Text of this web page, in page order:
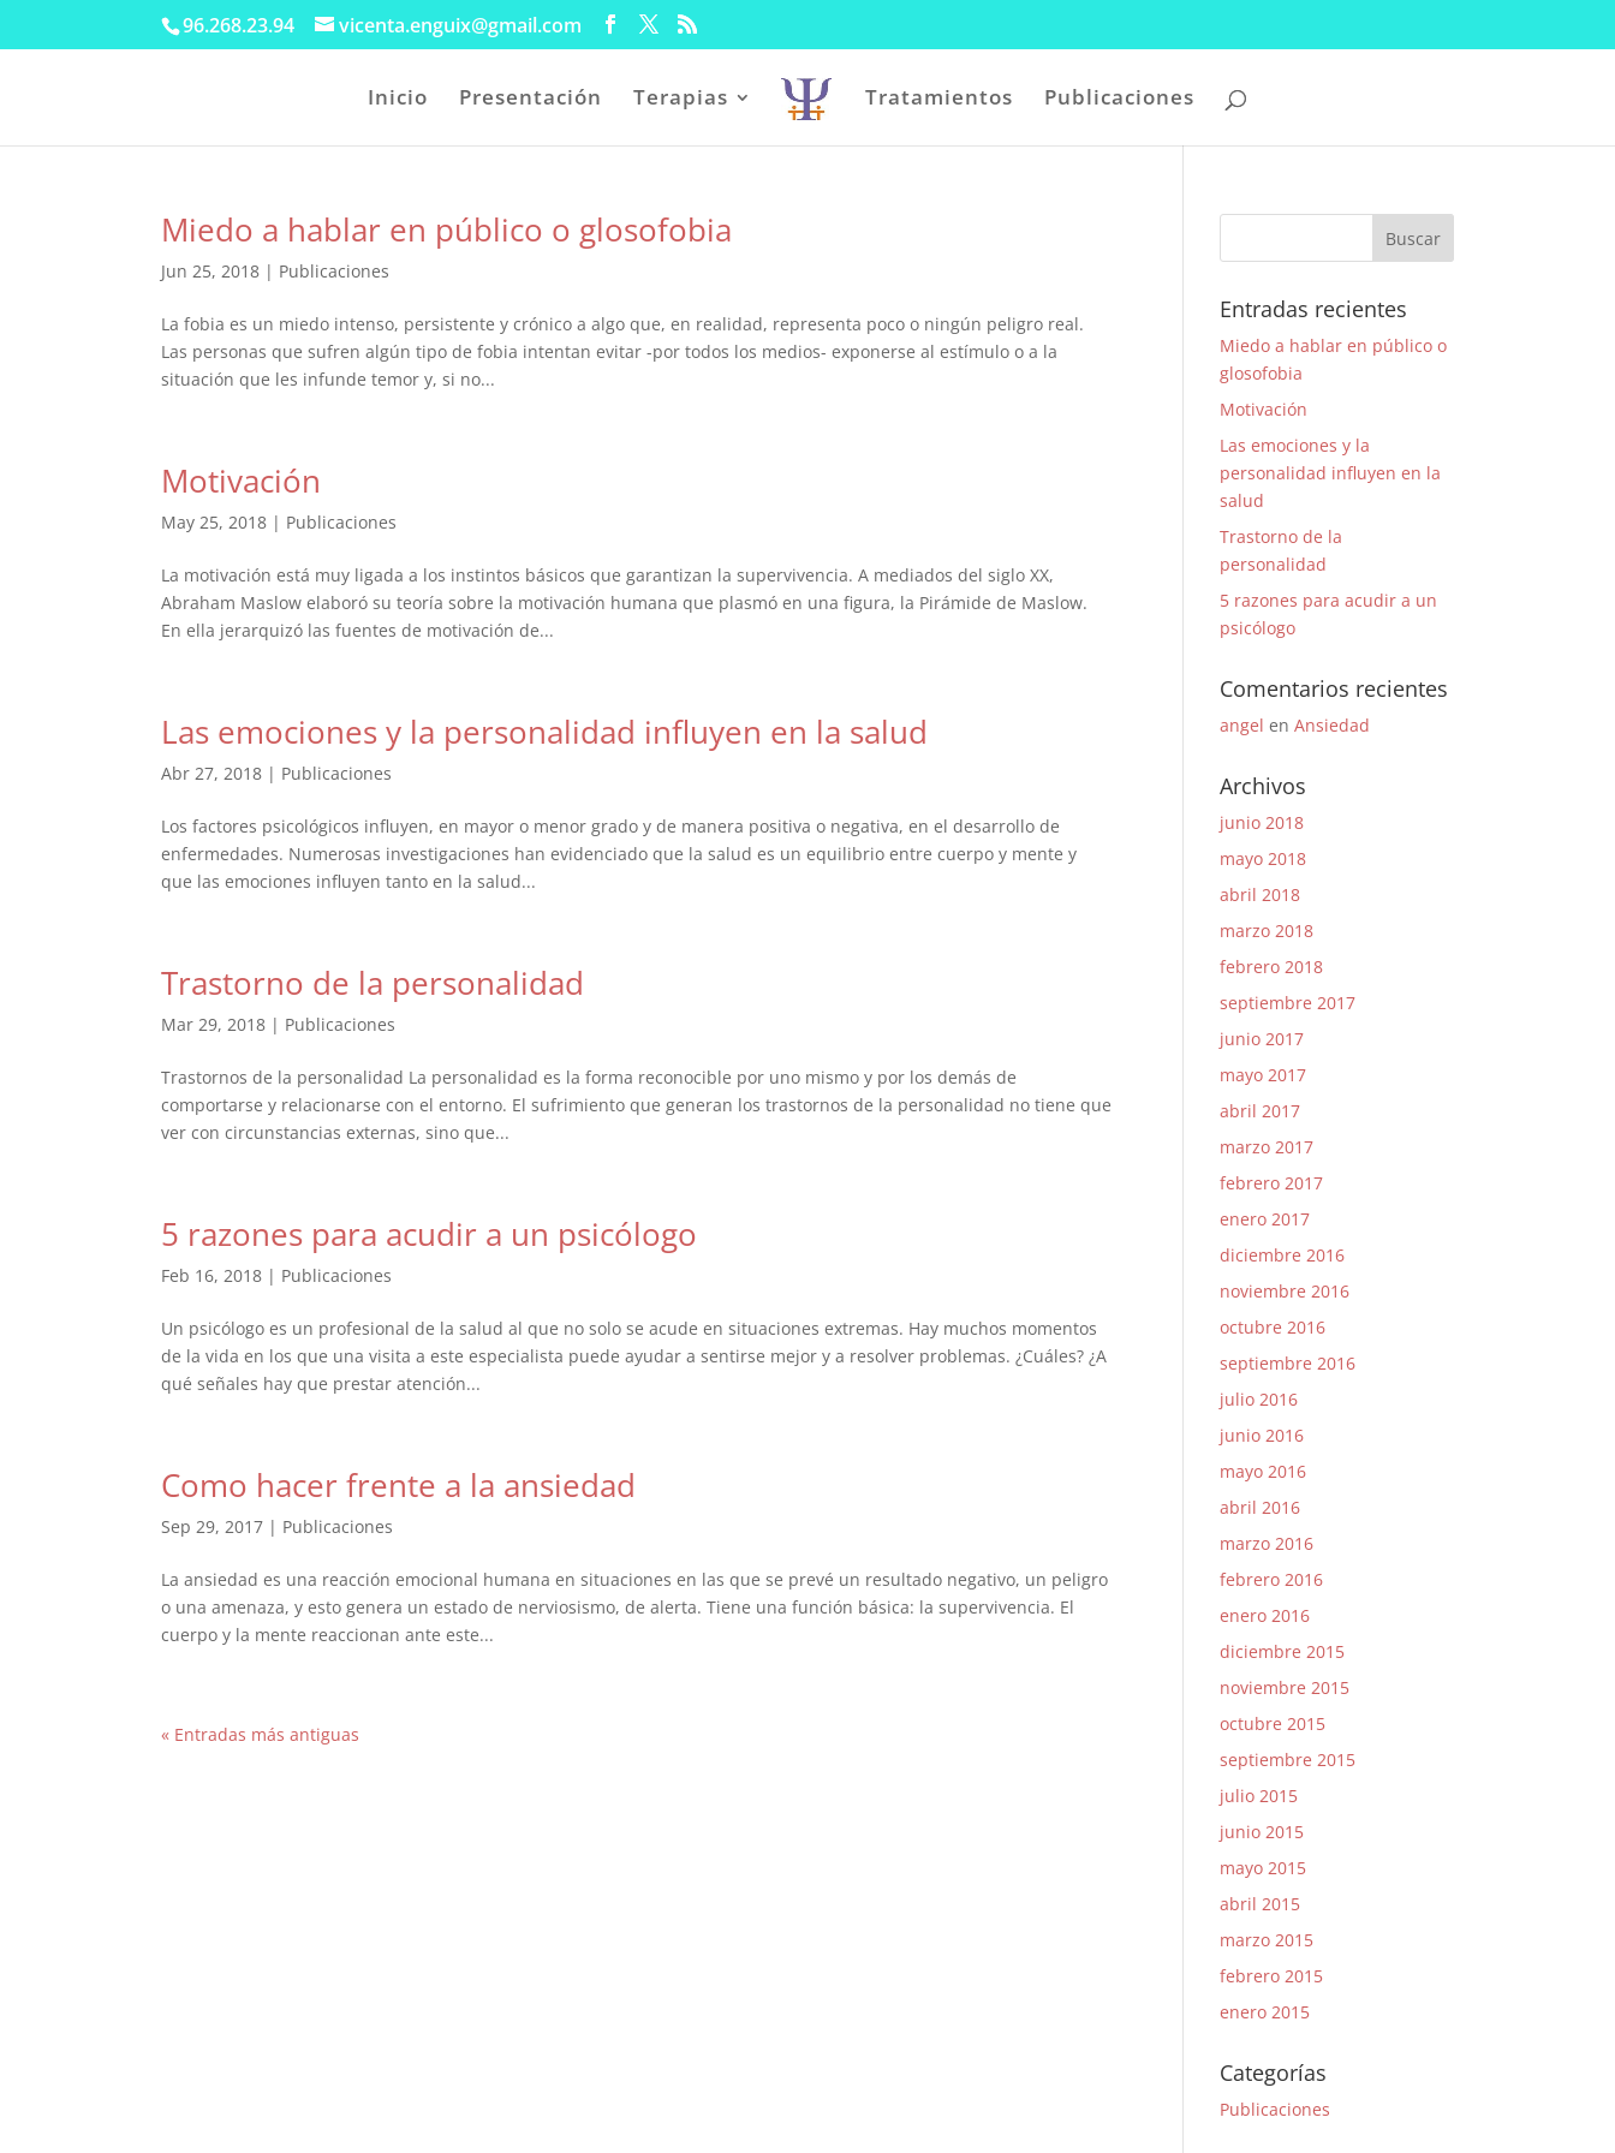
96.268.23.94 vicenta.enguix@gmail.com
Inicio Presentación Terapias Tratamientos Publicaciones
Miedo a hablar en público o glosofobia
Jun 25, 2018 | Publicaciones
La fobia es un miedo intenso, persistente y crónico a algo que, en realidad, representa poco o ningún peligro real.
Las personas que sufren algún tipo de fobia intentan evitar -por todos los medios- exponerse al estímulo o a la
situación que les infunde temor y, si no...
Motivación
May 25, 2018 | Publicaciones
La motivación está muy ligada a los instintos básicos que garantizan la supervivencia. A mediados del siglo XX,
Abraham Maslow elaboró su teoría sobre la motivación humana que plasmó en una figura, la Pirámide de Maslow.
En ella jerarquizó las fuentes de motivación de...
Las emociones y la personalidad influyen en la salud
Abr 27, 2018 | Publicaciones
Los factores psicológicos influyen, en mayor o menor grado y de manera positiva o negativa, en el desarrollo de
enfermedades. Numerosas investigaciones han evidenciado que la salud es un equilibrio entre cuerpo y mente y
que las emociones influyen tanto en la salud...
Trastorno de la personalidad
Mar 29, 2018 | Publicaciones
Trastornos de la personalidad La personalidad es la forma reconocible por uno mismo y por los demás de
comportarse y relacionarse con el entorno. El sufrimiento que generan los trastornos de la personalidad no tiene que
ver con circunstancias externas, sino que...
5 razones para acudir a un psicólogo
Feb 16, 2018 | Publicaciones
Un psicólogo es un profesional de la salud al que no solo se acude en situaciones extremas. Hay muchos momentos
de la vida en los que una visita a este especialista puede ayudar a sentirse mejor y a resolver problemas. ¿Cuáles? ¿A
qué señales hay que prestar atención...
Como hacer frente a la ansiedad
Sep 29, 2017 | Publicaciones
La ansiedad es una reacción emocional humana en situaciones en las que se prevé un resultado negativo, un peligro
o una amenaza, y esto genera un estado de nerviosismo, de alerta. Tiene una función básica: la supervivencia. El
cuerpo y la mente reaccionan ante este...
« Entradas más antiguas
Entradas recientes
Miedo a hablar en público o
glosofobia
Motivación
Las emociones y la
personalidad influyen en la
salud
Trastorno de la
personalidad
5 razones para acudir a un
psicólogo
Comentarios recientes
angel enAnsiedad
Archivos
junio 2018
mayo 2018
abril 2018
marzo 2018
febrero 2018
septiembre 2017
junio 2017
mayo 2017
abril 2017
marzo 2017
febrero 2017
enero 2017
diciembre 2016
noviembre 2016
octubre 2016
septiembre 2016
julio 2016
junio 2016
mayo 2016
abril 2016
marzo 2016
febrero 2016
enero 2016
diciembre 2015
noviembre 2015
octubre 2015
septiembre 2015
julio 2015
junio 2015
mayo 2015
abril 2015
marzo 2015
febrero 2015
enero 2015
Categorías
Publicaciones